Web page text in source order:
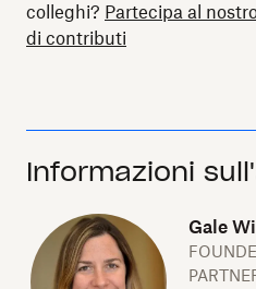
colleghi? Partecipa al
di contributi
Informazioni
Gale